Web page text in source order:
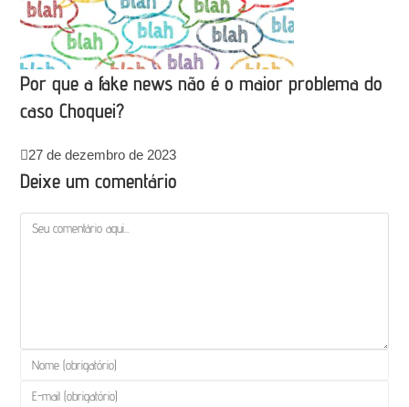
Por que a fake news não é o maior problema do
caso Choquei?
27 de dezembro de 2023
Deixe um comentário
Comentário
Digite
Digite